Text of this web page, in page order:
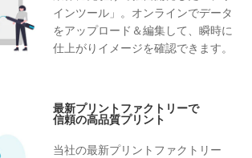
インツール」。オンラインでデータ
をアップロード＆編集して、瞬時に
仕上がりイメージを確認できます。
最新プリントファクトリーで
信頼の高品質プリント
当社の最新プリントファクトリー